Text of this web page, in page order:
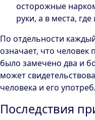
осторожные
руки, а в места,
По отдельности
означает, что
было замечено два и
может
человека и его
Последствия